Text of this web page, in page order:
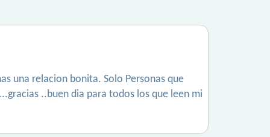
una relacion bonita. Solo Personas que
..buen dia para todos los que leen mi